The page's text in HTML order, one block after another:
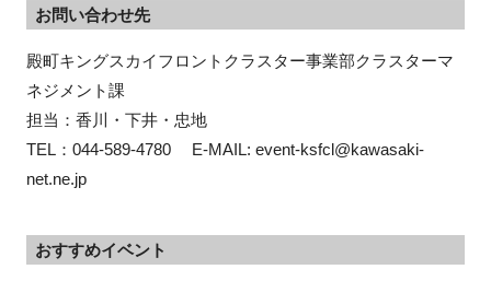
お問い合わせ先
殿町キングスカイフロントクラスター事業部クラスターマ
ネジメント課
担当：香川・下井・忠地
TEL：044‐589‐4780　 E-MAIL: event-ksfcl@kawasaki-
net.ne.jp
おすすめイベント